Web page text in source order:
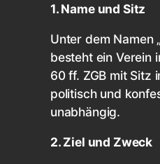
1. Name und Sitz
Unter dem Namen
besteht ein Verein
60 ff. ZGB mit Sitz
politisch und
unabhängig.
2. Ziel und Zweck